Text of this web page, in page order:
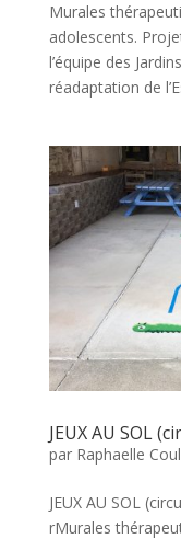
Murales
adolescents.
l’équipe des
réadaptation de
JEUX AU SOL
par Raphaelle
JEUX AU SOL
rMurales